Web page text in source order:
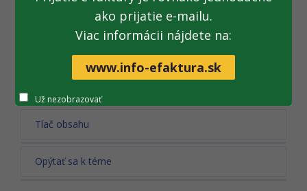
Všetky fotogalérie
Tlač obsahu
Opýtať sa k téme
ako prijatie e-mailu.
Viac informácii nájdete na:
www.info-efaktura.sk
Už nezobrazovať